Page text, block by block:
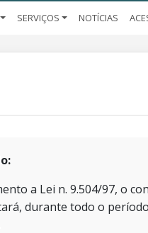
SERVIÇOS NOTÍCIAS
a Lei n. 9.504/97, o
durante todo o